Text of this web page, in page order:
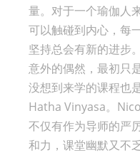
量。对于一个瑜伽人
可以触碰到内心，每
坚持总会有新的进步
意外的偶然，最初只
没想到来学的课程也
Hatha Vinyasa。
不仅有作为导师的严
和力，课堂幽默又不